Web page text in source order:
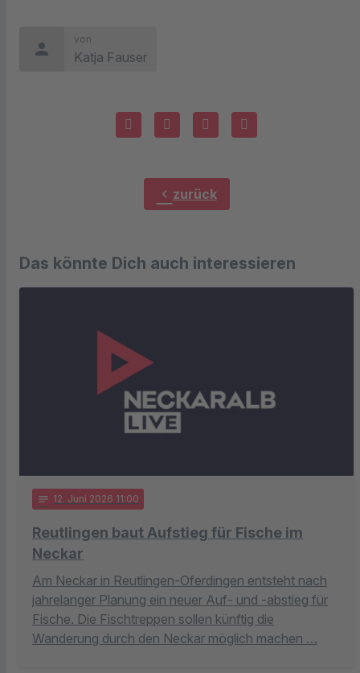
person
von
Katja Fauser
chevron_left zurück
Das könnte Dich auch interessieren
notes 12. Juni 2026 11:00
Reutlingen baut Aufstieg für Fische im
Neckar
Am Neckar in Reutlingen-Oferdingen entsteht nach
jahrelanger Planung ein neuer Auf- und -abstieg für
Fische. Die Fischtreppen sollen künftig die
Wanderung durch den Neckar möglich machen …